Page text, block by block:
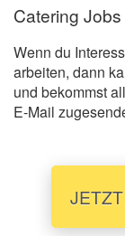
Catering
Wenn du
arbeiten, dann
und bekommst
E-Mail